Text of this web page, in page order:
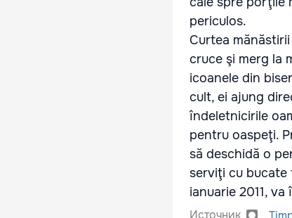
periculos.
Curtea
cruce şi merg la
icoanele din
cult, ei ajung
îndeletnicirile
pentru oaspeţi.
să deschidă o
serviţi cu bucate
ianuarie 2011,
Источник